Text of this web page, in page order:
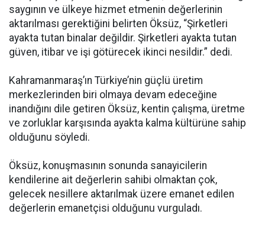
saygının ve ülkeye hizmet etmenin değerlerinin
aktarılması gerektiğini belirten Öksüz, “Şirketleri
ayakta tutan binalar değildir. Şirketleri ayakta tutan
güven, itibar ve işi götürecek ikinci nesildir.” dedi.
Kahramanmaraş’ın Türkiye’nin güçlü üretim
merkezlerinden biri olmaya devam edeceğine
inandığını dile getiren Öksüz, kentin çalışma, üretme
ve zorluklar karşısında ayakta kalma kültürüne sahip
olduğunu söyledi.
Öksüz, konuşmasının sonunda sanayicilerin
kendilerine ait değerlerin sahibi olmaktan çok,
gelecek nesillere aktarılmak üzere emanet edilen
değerlerin emanetçisi olduğunu vurguladı.